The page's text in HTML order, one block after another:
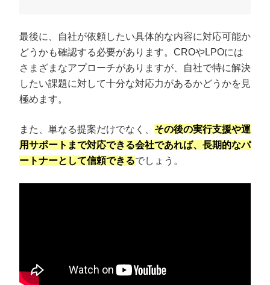
最後に、自社が依頼したい具体的な内容に対応可能か
どうかも確認する必要があります。CROやLPOには
さまざまなアプローチがありますが、自社で特に解決
したい課題に対して十分な対応力があるかどうかを見
極めます。
また、単なる提案だけでなく、 その後の実行支援や運
用サポートまで対応できる会社であれば、長期的なパ
ートナーとして信頼できるでしょう。